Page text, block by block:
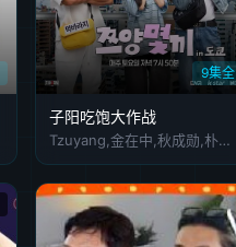
9集全
子阳吃饱大作战
Tzuyang,金在中,秋成勋,朴明秀,郑俊河,崔洪万,金光奎